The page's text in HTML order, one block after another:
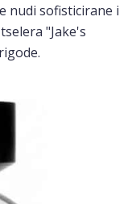
nudi sofisticirane i
"Jake's